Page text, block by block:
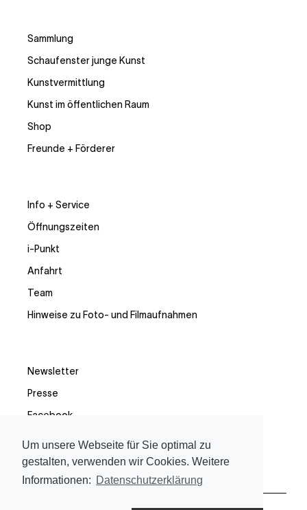
Um unsere Webseite für Sie optimal zu
gestalten, verwenden wir Cookies. Weitere
Informationen: Datenschutzerklärung
Sammlung
Schaufenster junge Kunst
Kunstvermittlung
Kunst im öffentlichen Raum
Shop
Freunde + Förderer
Info + Service
Öffnungszeiten
i-Punkt
Anfahrt
Team
Hinweise zu Foto- und Filmaufnahmen
Newsletter
Presse
Facebook